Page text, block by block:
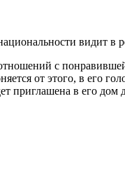
видит в
с
от этого, в его
приглашена в его дом